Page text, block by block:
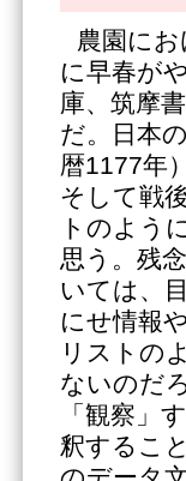
農園に
に早春が
庫、筑摩
だ。日本
暦1177年
そして戦
トのよう
思う。残
いては、
にせ情報
リストの
ないのだ
「観察」
釈するこ